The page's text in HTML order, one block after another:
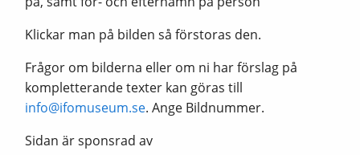
Klickar man på bilden så förstoras den.
Frågor om bilderna eller om ni har förslag på
kompletterande texter kan göras till
info@ifomuseum.se. Ange Bildnummer.
Sidan är sponsrad av